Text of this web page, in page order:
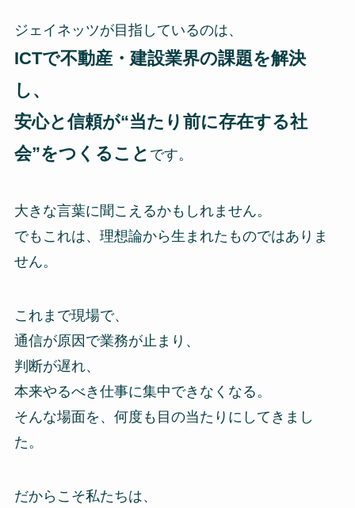
ジェイネッツが目指しているのは、
ICTで不動産・建設業界の課題を解決
し、
安心と信頼が“当たり前に存在する社
会”をつくること です。
大きな言葉に聞こえるかもしれません。
でもこれは、理想論から生まれたものではありま
せん。
これまで現場で、
通信が原因で業務が止まり、
判断が遅れ、
本来やるべき仕事に集中できなくなる。
そんな場面を、何度も目の当たりにしてきまし
た。
だからこそ私たちは、